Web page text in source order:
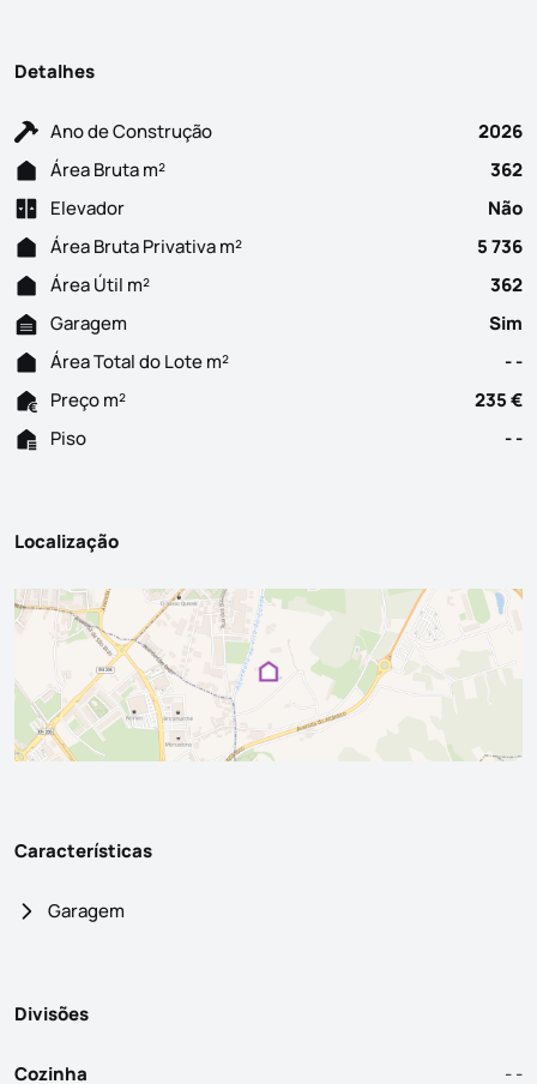
Detalhes
Ano de Construção
2026
Área Bruta m²
362
Elevador
Não
Área Bruta Privativa m²
5 736
Área Útil m²
362
Garagem
Sim
Área Total do Lote m²
- -
Preço m²
235 €
Piso
- -
Localização
Características
Garagem
Divisões
Cozinha
- -